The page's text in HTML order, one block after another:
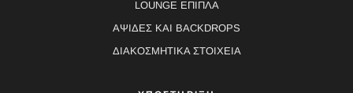
LOUNGE ΕΠΙΠΛΑ
ΑΨΙΔΕΣ ΚΑΙ BACKDROPS
ΔΙΑΚΟΣΜΗΤΙΚΑ ΣΤΟΙΧΕΙΑ